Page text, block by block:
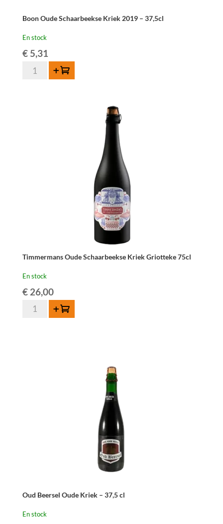
Boon Oude Schaarbeekse Kriek 2019 – 37,5cl
En stock
€5,31
quantité
Ajouter au panier
Timmermans Oude Schaarbeekse Kriek Griotteke 75cl
En stock
€26,00
quantité
Ajouter au panier
Oud Beersel Oude Kriek – 37,5 cl
En stock